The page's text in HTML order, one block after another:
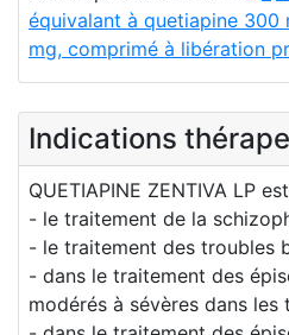
équivalant à quetiapine
mg, comprimé à libération
Indications
QUETIAPINE ZENTIVA LP
- le traitement de la
- le traitement des troubles
- dans le traitement des
modérés à sévères dans